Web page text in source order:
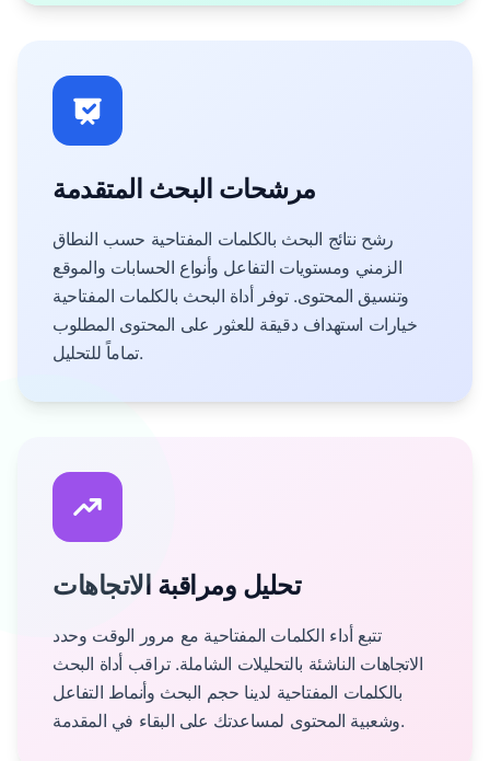
مرشحات البحث المتقدمة
رشح نتائج البحث بالكلمات المفتاحية حسب النطاق
الزمني ومستويات التفاعل وأنواع الحسابات والموقع
وتنسيق المحتوى. توفر أداة البحث بالكلمات المفتاحية
خيارات استهداف دقيقة للعثور على المحتوى المطلوب
تماماً للتحليل.
تحليل ومراقبة الاتجاهات
تتبع أداء الكلمات المفتاحية مع مرور الوقت وحدد
الاتجاهات الناشئة بالتحليلات الشاملة. تراقب أداة البحث
بالكلمات المفتاحية لدينا حجم البحث وأنماط التفاعل
وشعبية المحتوى لمساعدتك على البقاء في المقدمة.